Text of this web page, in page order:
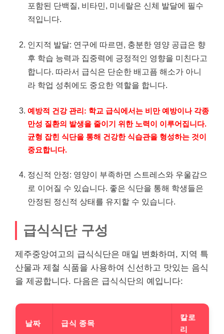
포함된 단백질, 비타민
, 미네랄은 신체 발달에 필수
적입니다.
인지적 발달: 연구에 따르면, 충분한 영양 공급은 향
후 학습 능력과 집중력에 긍정적인 영향을 미친다고
합니다. 따라서 급식은 단순한 배고픔 해소가 아니
라 학업 성취에도 중요한 역할을 합니다.
예방적 건강 관리: 학교 급식에서는 비만 예방이나 각종
만성 질환의 발생을 줄이기 위한 노력이 이루어집니다.
균형 잡힌 식단을 통해 건강한 식습관을 형성하는 것이
중요합니다.
정신적 안정: 영양이 부족하면 스트레스와 우울감으
로 이어질 수 있습니다. 좋은 식단을 통해 학생들은
안정된 정신적 상태를 유지할 수 있습니다.
급식식단 구성
제주중앙여고의 급식식단은 매일 변화하며, 지역 특
산물과 제철 식품을 사용하여 신선하고 맛있는 음식
을 제공합니다. 다음은 급식식단의 예입니다:
날짜 급식 종목
칼로
리